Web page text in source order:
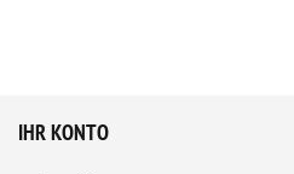
IHR KONTO